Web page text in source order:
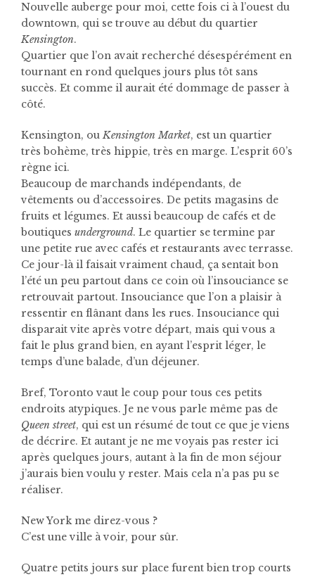
Nouvelle auberge pour moi, cette fois ci à l’ouest du
downtown, qui se trouve au début du quartier
Kensington.
Quartier que l’on avait recherché désespérément en
tournant en rond quelques jours plus tôt sans
succès. Et comme il aurait été dommage de passer à
côté.
Kensington, ouKensington Market, est un quartier
très bohème, très hippie, très en marge. L’esprit 60’s
règne ici.
Beaucoup de marchands indépendants, de
vêtements ou d’accessoires. De petits magasins de
fruits et légumes. Et aussi beaucoup de cafés et de
boutiques underground. Le quartier se termine par
une petite rue avec cafés et restaurants avec terrasse.
Ce jour-là il faisait vraiment chaud, ça sentait bon
l’été un peu partout dans ce coin où l’insouciance se
retrouvait partout. Insouciance que l’on a plaisir à
ressentir en flânant dans les rues. Insouciance qui
disparait vite après votre départ, mais qui vous a
fait le plus grand bien, en ayant l’esprit léger, le
temps d’une balade, d’un déjeuner.
Bref, Toronto vaut le coup pour tous ces petits
endroits atypiques. Je ne vous parle même pas de
Queen street, qui est un résumé de tout ce que je viens
de décrire. Et autant je ne me voyais pas rester ici
après quelques jours, autant à la fin de mon séjour
j’aurais bien voulu y rester. Mais cela n’a pas pu se
réaliser.
New York me direz-vous ?
C’est une ville à voir, pour sûr.
Quatre petits jours sur place furent bien trop courts